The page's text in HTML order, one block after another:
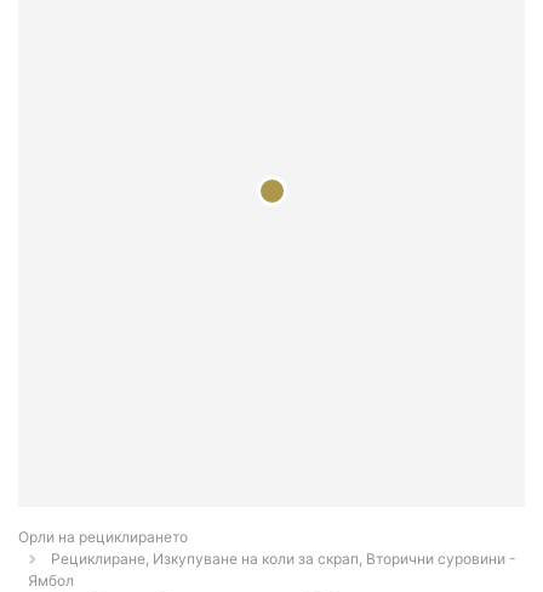
Орли на рециклирането
Рециклиране, Изкупуване на коли за скрап, Вторични суровини -
Ямбол